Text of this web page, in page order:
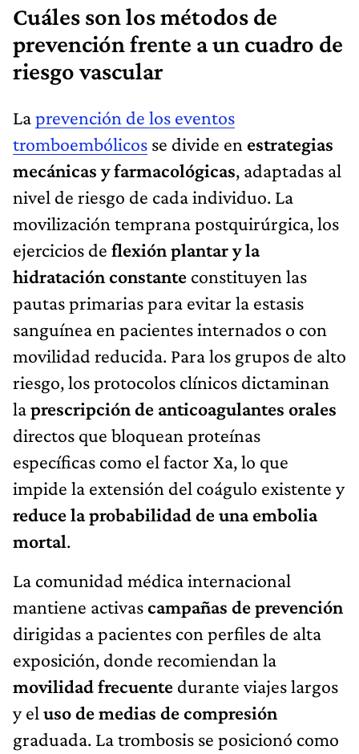
Cuáles son los métodos de
prevención frente a un cuadro de
riesgo vascular
Laprevención de los eventos
tromboembólicos se divide en estrategias
mecánicas y farmacológicas, adaptadas al
nivel de riesgo de cada individuo. La
movilización temprana postquirúrgica, los
ejercicios de flexión plantar y la
hidratación constante constituyen las
pautas primarias para evitar la estasis
sanguínea en pacientes internados o con
movilidad reducida. Para los grupos de alto
riesgo, los protocolos clínicos dictaminan
laprescripción de anticoagulantes orales
directos que bloquean proteínas
específicas como el factor Xa, lo que
impide la extensión del coágulo existente y
reduce la probabilidad de una embolia
mortal.
La comunidad médica internacional
mantiene activascampañas de prevención
dirigidas a pacientes con perfiles de alta
exposición, donde recomiendan la
movilidad frecuente durante viajes largos
y el uso de medias de compresión
graduada. La trombosis se posicionó como